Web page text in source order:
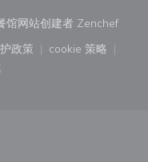
网站创建者 Zenchef((在
政策
在新窗口中打开))
cookie 策略
((在新窗口
口中打开))